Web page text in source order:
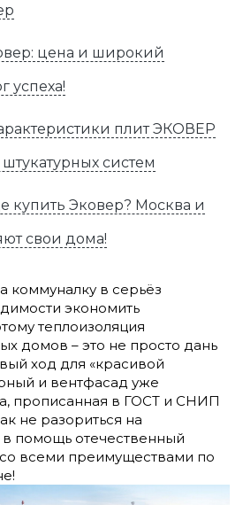
цена и широкий
успеха!
плит ЭКОВЕР
систем
купить Эковер? Москва и
свои дома!
коммуналку в серьёз
экономить
теплоизоляция
домов – это не просто дань
ход для «красивой
и вентфасад уже
прописанная в ГОСТ и СНИП
не разориться на
в помощь отечественный
всеми преимуществами по